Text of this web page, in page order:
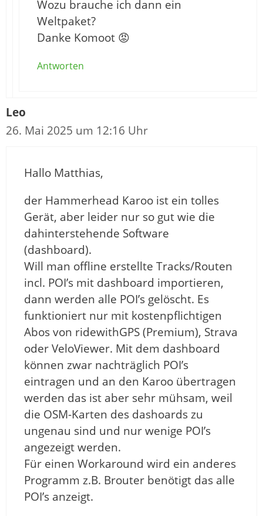
Wozu brauche ich dann ein
Weltpaket?
Danke Komoot 😡
Antworten
Leo
26. Mai 2025 um 12:16 Uhr
Hallo Matthias,
der Hammerhead Karoo ist ein tolles
Gerät, aber leider nur so gut wie die
dahinterstehende Software
(dashboard).
Will man offline erstellte Tracks/Routen
incl. POI’s mit dashboard importieren,
dann werden alle POI’s gelöscht. Es
funktioniert nur mit kostenpflichtigen
Abos von ridewithGPS (Premium), Strava
oder VeloViewer. Mit dem dashboard
können zwar nachträglich POI’s
eintragen und an den Karoo übertragen
werden das ist aber sehr mühsam, weil
die OSM-Karten des dashoards zu
ungenau sind und nur wenige POI’s
angezeigt werden.
Für einen Workaround wird ein anderes
Programm z.B. Brouter benötigt das alle
POI’s anzeigt.